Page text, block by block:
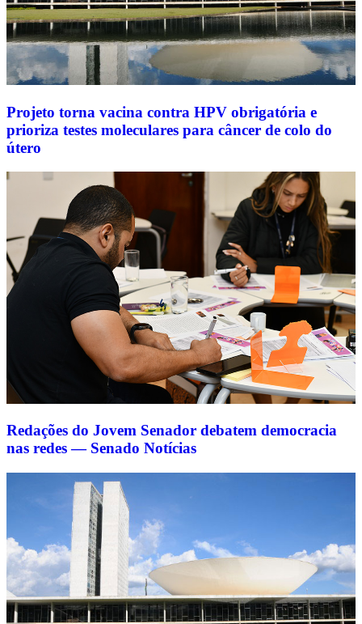
Projeto torna vacina contra HPV obrigatória e
prioriza testes moleculares para câncer de colo do
útero
Redações do Jovem Senador debatem democracia
nas redes — Senado Notícias